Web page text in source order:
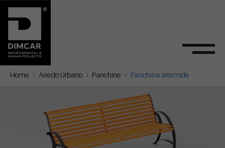
Home Arredo Urbano Panchine Panchina artemide